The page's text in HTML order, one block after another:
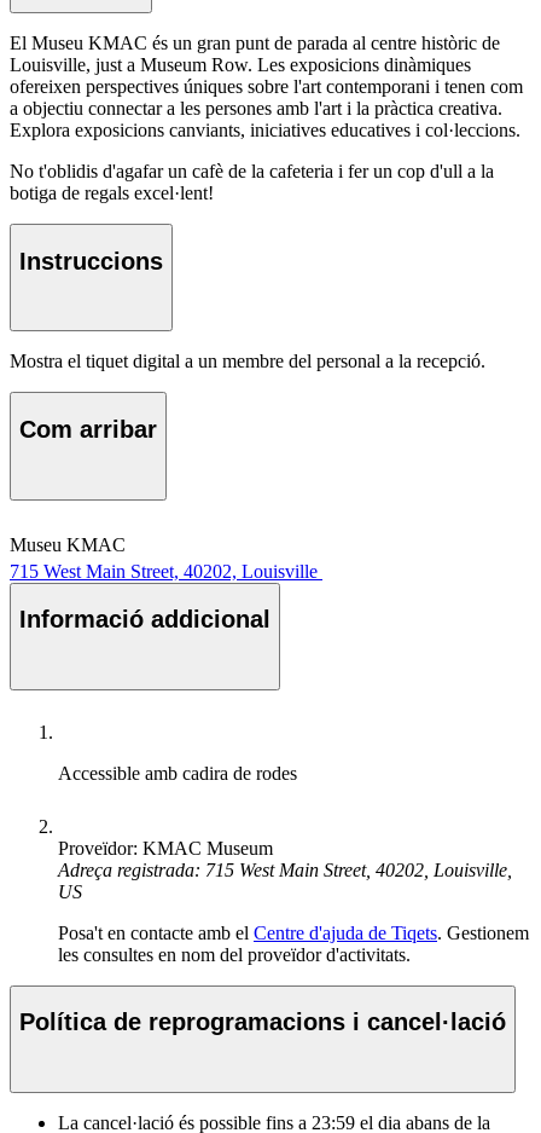
El Museu KMAC és un gran punt de parada al centre històric de
Louisville, just a Museum Row. Les exposicions dinàmiques
ofereixen perspectives úniques sobre l'art contemporani i tenen com
a objectiu connectar a les persones amb l'art i la pràctica creativa. ​
Explora exposicions canviants, iniciatives educatives i col·leccions.
No t'oblidis d'agafar un cafè de la cafeteria i fer un cop d'ull a la
botiga de regals excel·lent!
Instruccions
Mostra el tiquet digital a un membre del personal a la recepció.
Com arribar
Museu KMAC
715 West Main Street, 40202, Louisville
Informació addicional
Accessible amb cadira de rodes
Proveïdor: KMAC Museum
Adreça registrada: 715 West Main Street, 40202, Louisville,
US
Posa't en contacte amb el Centre d'ajuda de Tiqets. Gestionem
les consultes en nom del proveïdor d'activitats.
Política de reprogramacions i cancel·lació
La cancel·lació és possible fins a 23:59 el dia abans de la